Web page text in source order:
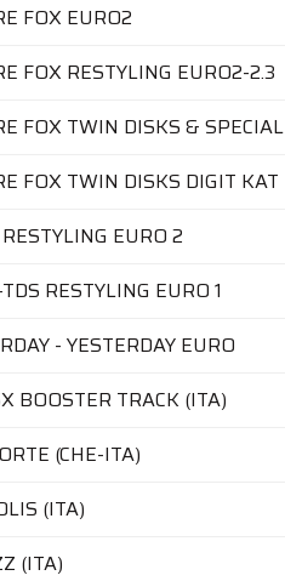
FOX EURO2
FOX RESTYLING EURO2-2.3
FOX TWIN DISKS & SPECIAL
FOX TWIN DISKS DIGIT KAT
EURO 2
RESTYLING EURO 1
- YESTERDAY EURO
BOOSTER TRACK (ITA)
(CHE-ITA)
(ITA)
(ITA)